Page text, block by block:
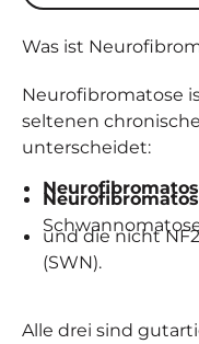
Was ist
Neurofibromatose
seltenen
unterscheidet:
und die nicht
(SWN).
Alle drei sind